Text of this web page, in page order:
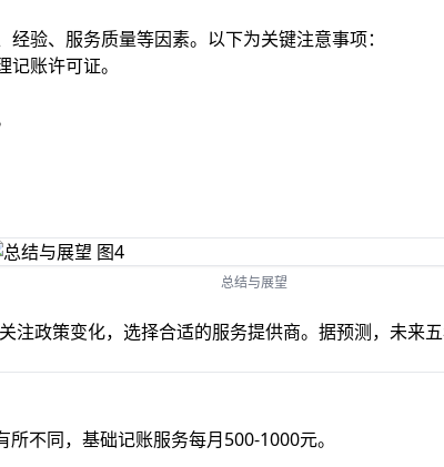
验、服务质量等因素。以下为关键注意事项：
账许可证。
总结与展望
注政策变化，选择合适的服务提供商。据预测，未来
不同，基础记账服务每月500-1000元。